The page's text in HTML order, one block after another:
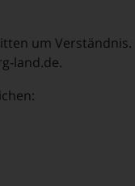
um Verständnis.
land.de.